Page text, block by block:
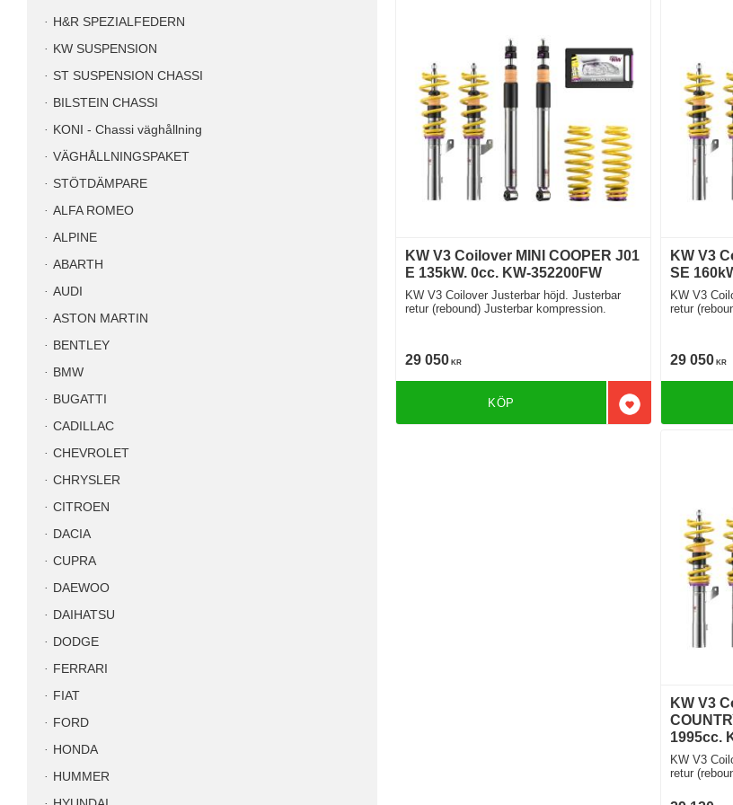
KW V3 Coilover MINI COOPER J01
E 135kW. 0cc. KW-352200FW
KW V3 Coilover Justerbar höjd. Justerbar
retur (rebound) Justerbar kompression.
29 050 KR
Lägg till i favoriter
KÖP
KW V3
SE
KW V3
retur
29 050KR
KW V3
1995cc.
KW V3
retur
H&R SPEZIALFEDERN
KW SUSPENSION
ST SUSPENSION CHASSI
BILSTEIN CHASSI
KONI - Chassi väghållning
VÄGHÅLLNINGSPAKET
STÖTDÄMPARE
ALFA ROMEO
ALPINE
ABARTH
AUDI
ASTON MARTIN
BENTLEY
BMW
BUGATTI
CADILLAC
CHEVROLET
CHRYSLER
CITROEN
DACIA
CUPRA
DAEWOO
DAIHATSU
DODGE
FERRARI
FIAT
FORD
HONDA
HUMMER